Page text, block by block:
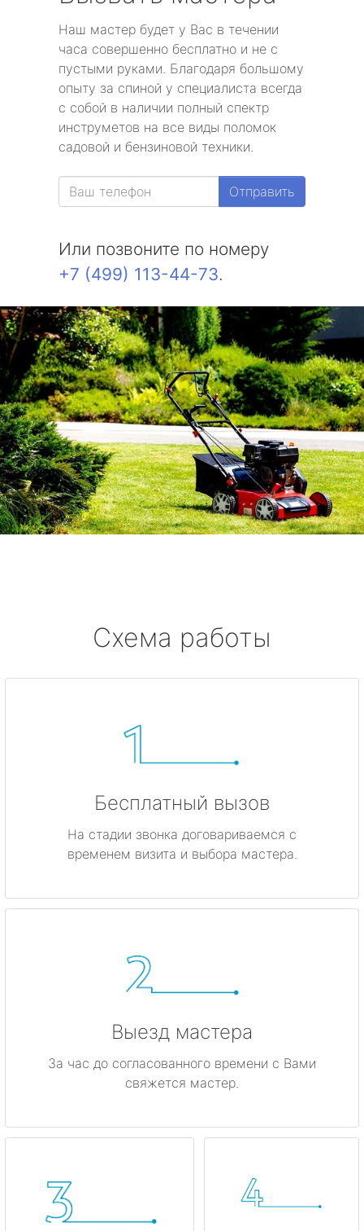
Наш мастер будет у Вас в течении
часа совершенно бесплатно и не с
пустыми руками. Благодаря большому
опыту за спиной у специалиста всегда
с собой в наличии полный спектр
инструметов на все виды поломок
садовой и бензиновой техники.
Отправить
Или позвоните по номеру
+7 (499) 113-44-73.
Схема работы
Бесплатный вызов
На стадии звонка договариваемся с
временем визита и выбора мастера.
Выезд мастера
За час до согласованного времени с Вами
свяжется мастер.